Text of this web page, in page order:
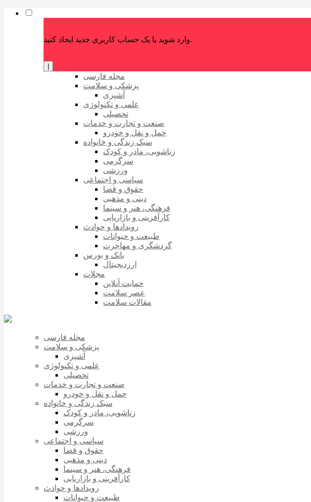
وارد شوید یا یک حساب کاربری جدید ایجاد کنید.
مجله فارسی
پزشکی و سلامت
آشپزی
علمی و تکنولوژی
تحصیلی
صنعت و تجارت و خدمات
حمل و نقل و خودرو
سبک زندگی و خانواده
زناشویی، مادر و کودک
سرگرمی
ورزشی
سیاسی و اجتماعی
حقوق و قضا
دینی و مذهبی
فرهنگی، هنر و سینما
کارآفرینی و بازاریابی
رویدادها و حوادث
طبیعت و حیوانات
گردشگری و مهاجرت
بانک و بورس
ارزدیجیتال
مجلات
حمایت آنلاین
عصر سلامت
مقالات سلامت
مجله فارسی
پزشکی و سلامت
آشپزی
علمی و تکنولوژی
تحصیلی
صنعت و تجارت و خدمات
حمل و نقل و خودرو
سبک زندگی و خانواده
زناشویی، مادر و کودک
سرگرمی
ورزشی
سیاسی و اجتماعی
حقوق و قضا
دینی و مذهبی
فرهنگی، هنر و سینما
کارآفرینی و بازاریابی
رویدادها و حوادث
طبیعت و حیوانات